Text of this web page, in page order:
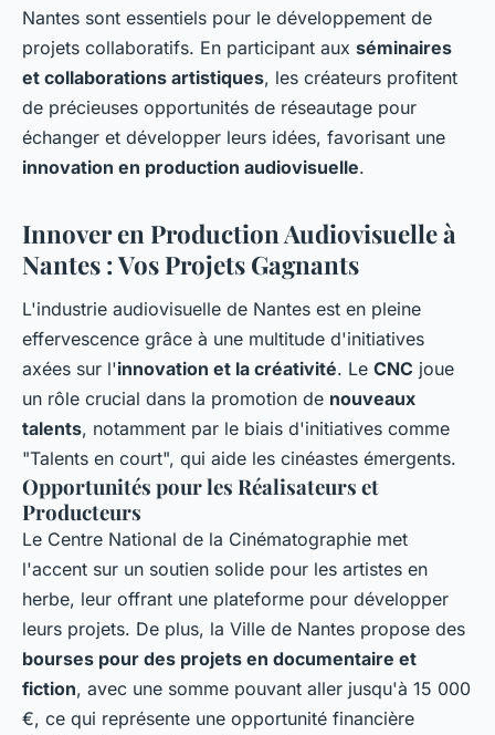
Nantes sont essentiels pour le développement de
projets collaboratifs. En participant aux séminaires
et collaborations artistiques, les créateurs profitent
de précieuses opportunités de réseautage pour
échanger et développer leurs idées, favorisant une
innovation en production audiovisuelle.
Innover en Production Audiovisuelle à
Nantes : Vos Projets Gagnants
L'industrie audiovisuelle de Nantes est en pleine
effervescence grâce à une multitude d'initiatives
axées sur l'innovation et la créativité. Le CNC joue
un rôle crucial dans la promotion de nouveaux
talents, notamment par le biais d'initiatives comme
"Talents en court", qui aide les cinéastes émergents.
Opportunités pour les Réalisateurs et
Producteurs
Le Centre National de la Cinématographie met
l'accent sur un soutien solide pour les artistes en
herbe, leur offrant une plateforme pour développer
leurs projets. De plus, la Ville de Nantes propose des
bourses pour des projets en documentaire et
fiction, avec une somme pouvant aller jusqu'à 15 000
€, ce qui représente une opportunité financière